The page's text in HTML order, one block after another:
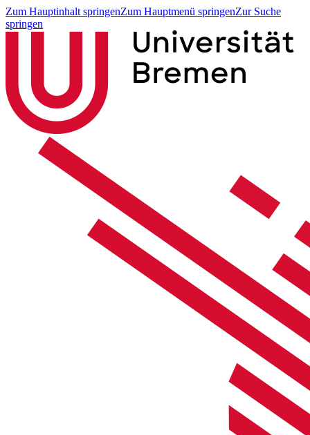
Zum Hauptinhalt springenZum Hauptmenü springenZur Suche
springen